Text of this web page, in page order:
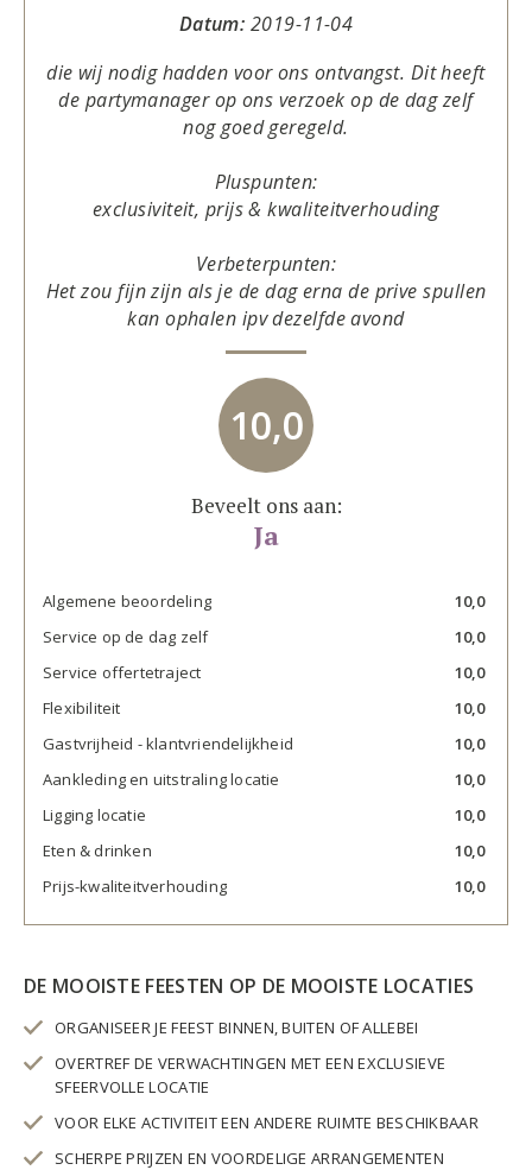
Datum: 2019-11-04
die wij nodig hadden voor ons ontvangst. Dit heeft
de partymanager op ons verzoek op de dag zelf
nog goed geregeld.
Pluspunten:
exclusiviteit, prijs & kwaliteitverhouding
Verbeterpunten:
Het zou fijn zijn als je de dag erna de prive spullen
kan ophalen ipv dezelfde avond
10,0
Beveelt ons aan:
Ja
Algemene beoordeling
10,0
Service op de dag zelf
10,0
Service offertetraject
10,0
Flexibiliteit
10,0
Gastvrijheid - klantvriendelijkheid
10,0
Aankleding en uitstraling locatie
10,0
Ligging locatie
10,0
Eten & drinken
10,0
Prijs-kwaliteitverhouding
10,0
DE MOOISTE FEESTEN OP DE MOOISTE LOCATIES
ORGANISEER JE FEEST BINNEN, BUITEN OF ALLEBEI
OVERTREF DE VERWACHTINGEN MET EEN EXCLUSIEVE
SFEERVOLLE LOCATIE
VOOR ELKE ACTIVITEIT EEN ANDERE RUIMTE BESCHIKBAAR
SCHERPE PRIJZEN EN VOORDELIGE ARRANGEMENTEN